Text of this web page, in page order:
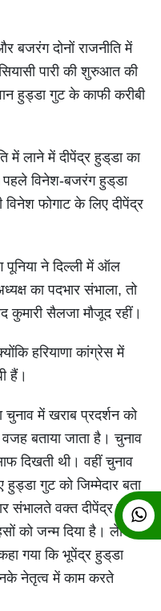
बजरंग दोनों राजनीति में
पारी की शुरुआत की
हुड्डा गुट के काफी करीबी
में लाने में दीपेंद्र हुड्‌डा का
पहले विनेश-बजरंग हुड्‌डा
फोगाट के लिए दीपेंद्र
ने दिल्ली में ऑल
का पदभार संभाला, तो
कुमारी सैलजा मौजूद रहीं।
हरियाणा कांग्रेस में
हैं।
में खराब प्रदर्शन को
बताया जाता है। चुनाव
दिखती थी। वहीं चुनाव
गुट को जिम्मेदार बता
संभालते वक्त दीपेंद्र हुड्‌डा
को जन्म दिया है। लेकिन
गया कि भूपेंद्र हुड्‌डा
नेतृत्व में काम करते